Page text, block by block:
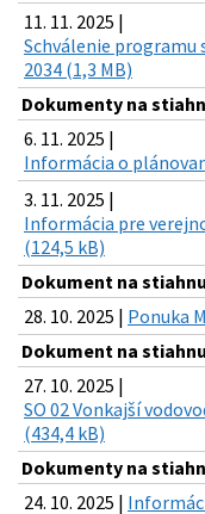
11. 11. 2025 |
Schválenie programu
2034 (1,3 MB)
Dokumenty na
6. 11. 2025 |
Informácia o
3. 11. 2025 |
Informácia pre
(124,5 kB)
Dokument na
28. 10. 2025 | Ponuka
Dokument na
27. 10. 2025 |
SO 02 Vonkajší
(434,4 kB)
Dokumenty na
24. 10. 2025 |